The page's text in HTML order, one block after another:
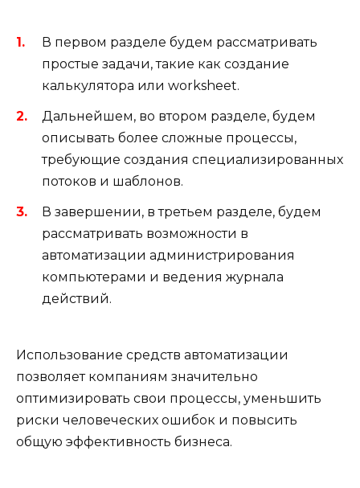
В первом разделе будем рассматривать
простые задачи, такие как создание
калькулятора или worksheet.
Дальнейшем, во втором разделе, будем
описывать более сложные процессы,
требующие создания специализированных
потоков и шаблонов.
В завершении, в третьем разделе, будем
рассматривать возможности в
автоматизации администрирования
компьютерами и ведения журнала
действий.
Использование средств автоматизации
позволяет компаниям значительно
оптимизировать свои процессы, уменьшить
риски человеческих ошибок и повысить
общую эффективность бизнеса.